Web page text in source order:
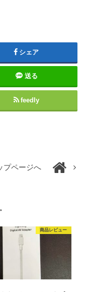
シェア
送る
feedly
プページへ
商品レビュー